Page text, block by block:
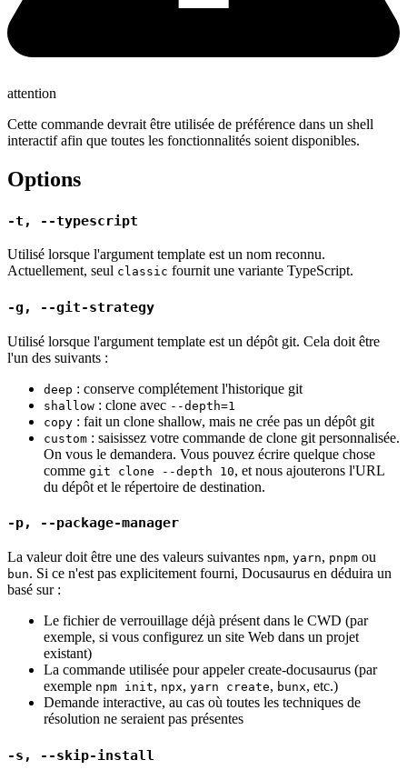
attention
Cette commande devrait être utilisée de préférence dans un shell
interactif afin que toutes les fonctionnalités soient disponibles.
Options
-t, --typescript
Utilisé lorsque l'argument template est un nom reconnu.
Actuellement, seul classic fournit une variante TypeScript.
-g, --git-strategy
Utilisé lorsque l'argument template est un dépôt git. Cela doit être
l'un des suivants :
deep : conserve complétement l'historique git
shallow : clone avec --depth=1
copy : fait un clone shallow, mais ne crée pas un dépôt git
custom : saisissez votre commande de clone git personnalisée.
On vous le demandera. Vous pouvez écrire quelque chose
comme git clone --depth 10, et nous ajouterons l'URL
du dépôt et le répertoire de destination.
-p, --package-manager
La valeur doit être une des valeurs suivantes npm, yarn, pnpm ou
bun. Si ce n'est pas explicitement fourni, Docusaurus en déduira un
basé sur :
Le fichier de verrouillage déjà présent dans le CWD (par
exemple, si vous configurez un site Web dans un projet
existant)
La commande utilisée pour appeler create-docusaurus (par
exemple npm init, npx, yarn create, bunx, etc.)
Demande interactive, au cas où toutes les techniques de
résolution ne seraient pas présentes
-s, --skip-install